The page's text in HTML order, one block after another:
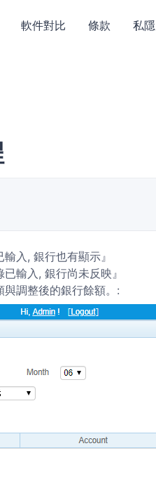
軟件對比 條款 私隱
入, 銀行也有顯示』
輸入, 銀行尚未反映』
調整後的銀行餘額。 :